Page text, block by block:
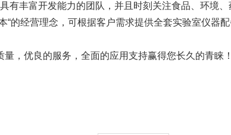
丰富开发能力的团队，并且时刻关注食品、环境
的经营理念，可根据客户需求提供全套实验室仪器
，优良的服务，全面的应用支持赢得您长久的青睐！